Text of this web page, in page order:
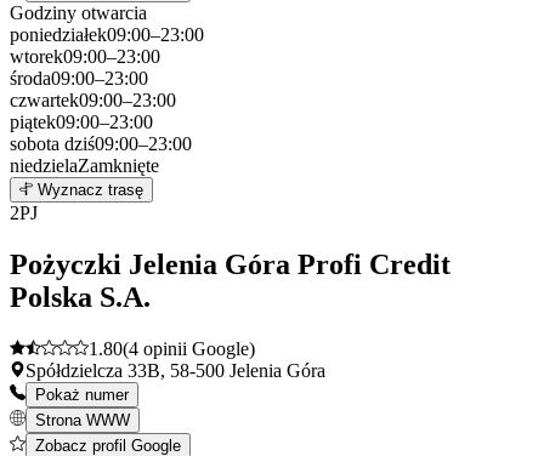
Godziny otwarcia
poniedziałek09:00–23:00
wtorek09:00–23:00
środa09:00–23:00
czwartek09:00–23:00
piątek09:00–23:00
sobota dziś09:00–23:00
niedzielaZamknięte
+
−
Wyznacz trasę
2PJ
Pożyczki Jelenia Góra Profi Credit
Polska S.A.
1.80(4 opinii Google)
Spółdzielcza 33B, 58-500 Jelenia Góra
Pokaż numer
Strona WWW
Zobacz profil Google